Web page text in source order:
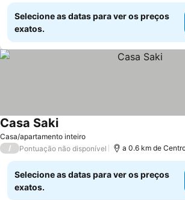
Selecione as datas para ver os preços
exatos.
Casa/apartamento inteiro
Casa Saki
/ Pontuação não disponível a 0.6 km de
Selecione as datas para ver os preços
exatos.